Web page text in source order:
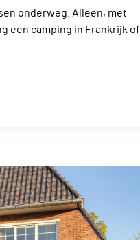
onderweg. Alleen, met
een camping in Frankrijk of